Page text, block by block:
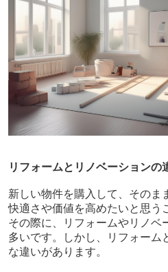
リフォームとリノベーションの
新しい物件を購入して、そのま
快適さや価値を高めたいと思う
その際に、リフォームやリノベ
多いです。しかし、リフォーム
な違いがあります。